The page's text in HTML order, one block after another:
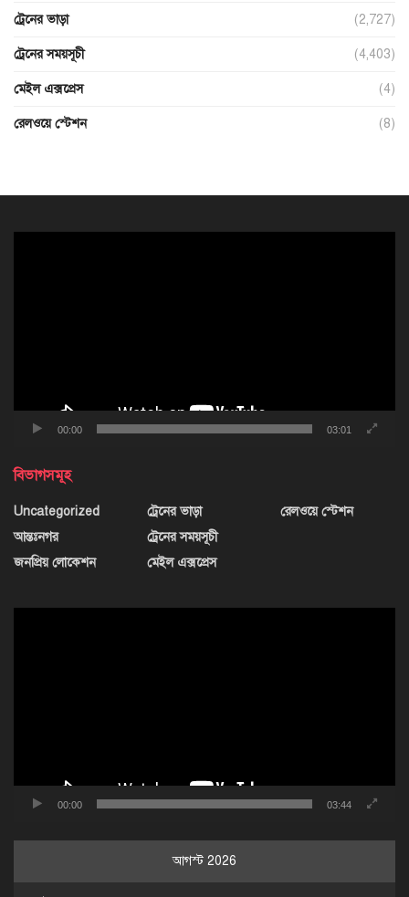
ট্রেনের ভাড়া (2,727)
ট্রেনের সময়সূচী (4,403)
মেইল এক্সপ্রেস (4)
রেলওয়ে স্টেশন (8)
00:00 03:01
বিভাগসমূহ
Uncategorized
আন্তঃনগর
জনপ্রিয় লোকেশন
ট্রেনের ভাড়া
ট্রেনের সময়সূচী
মেইল এক্সপ্রেস
রেলওয়ে স্টেশন
00:00 03:44
আগস্ট 2026